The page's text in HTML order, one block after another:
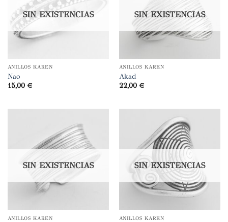
SIN EXISTENCIAS
ANILLOS KAREN
Nao
15,00 €
SIN EXISTENCIAS
ANILLOS KAREN
Akad
22,00 €
SIN EXISTENCIAS
ANILLOS KAREN
SIN EXISTENCIAS
ANILLOS KAREN